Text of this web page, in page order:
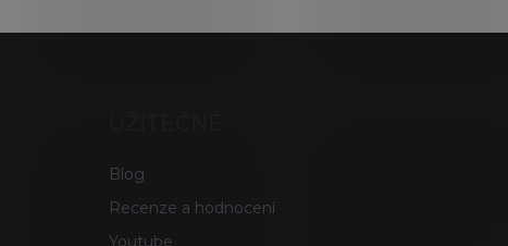
Blog
Recenze a hodnocení
Youtube